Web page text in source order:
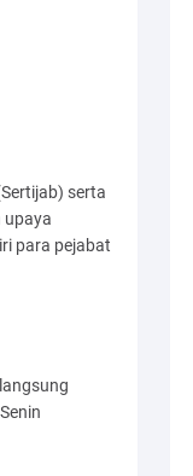
serta
upaya
para pejabat